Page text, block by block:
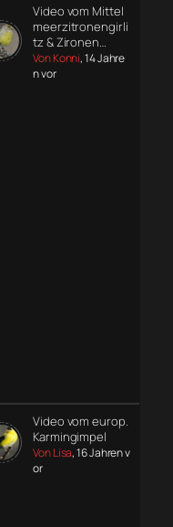
Video vom Mittel
meerzitronengirli
tz & Zironen…
Von Konni, 14 Jahre
n vor
Video vom europ.
Karmingimpel
Von Lisa, 16 Jahren v
or